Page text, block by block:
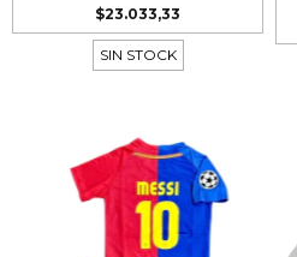
$23.033,33
SIN STOCK